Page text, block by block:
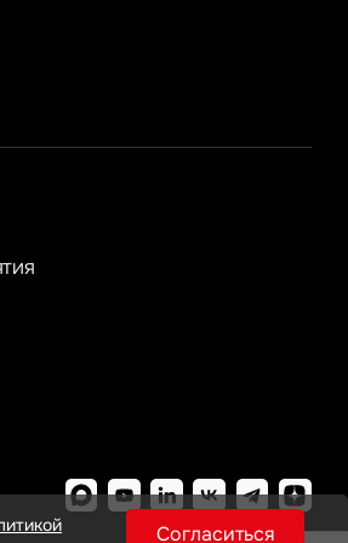
Согласиться